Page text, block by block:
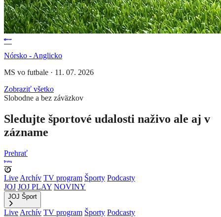
Nórsko - Anglicko
MS vo futbale · 11. 07. 2026
Zobraziť všetko
Slobodne a bez záväzkov
Sledujte športové udalosti naživo ale aj v
zázname
Prehrať
Live Archív TV program Športy Podcasty
JOJ JOJ PLAY NOVINY
JOJ Šport
Live Archív TV program Športy Podcasty